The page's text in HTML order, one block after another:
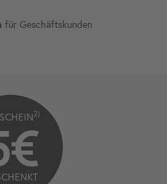
für Geschäftskunden
2)